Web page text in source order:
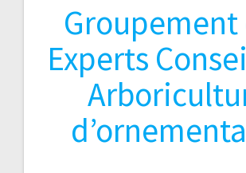
Groupement
Experts